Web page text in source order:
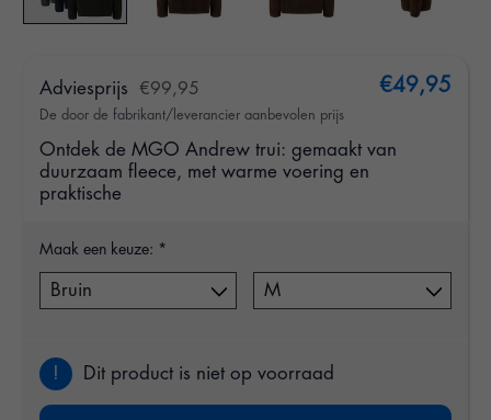
Adviesprijs €99,95
De door de fabrikant/leverancier aanbevolen prijs
€49,95
Ontdek de MGO Andrew trui: gemaakt van
duurzaam fleece, met warme voering en
praktische
Maak een keuze: *
! Dit product is niet op voorraad